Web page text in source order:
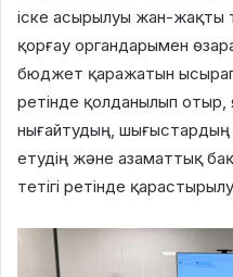
іске асырылуы жан-жақты
қорғау органдарымен
бюджет қаражатын
ретінде қолданылып отыр,
нығайтудың,
етудің және азаматтық
тетігі ретінде